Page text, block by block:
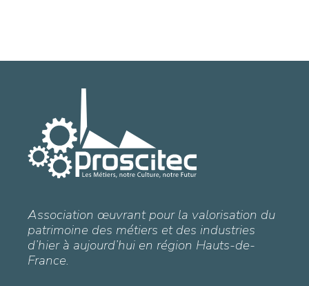
Association œuvrant pour la valorisation du
patrimoine des métiers et des industries
d’hier à aujourd’hui en région Hauts-de-
France.